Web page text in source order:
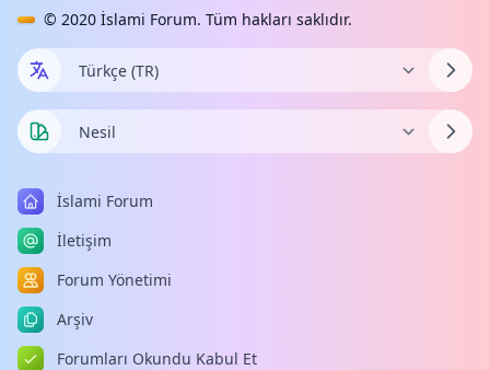
© 2020 İslami Forum. Tüm hakları saklıdır.
İslami Forum
İletişim
Forum Yönetimi
Arşiv
Forumları Okundu Kabul Et